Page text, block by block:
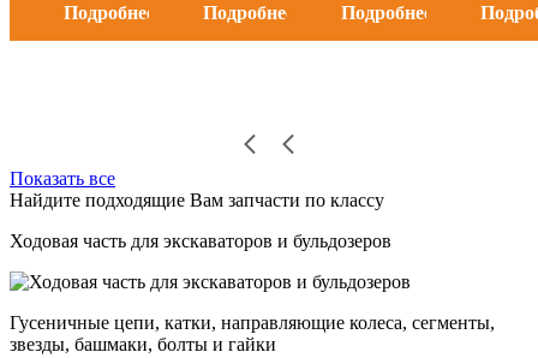
Подробнее Подробнее Подробнее
Показать все
Найдите подходящие Вам запчасти по классу
Ходовая часть для экскаваторов и бульдозеров
Гусеничные цепи, катки, направляющие колеса, сегменты,
звезды, башмаки, болты и гайки